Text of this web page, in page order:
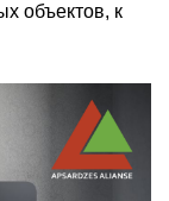
объектов, к